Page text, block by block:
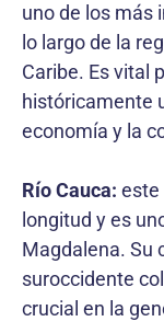
uno de los más
lo largo de la
Caribe. Es vital
históricamente
economía y la
Río Cauca: este
longitud y es
Magdalena. Su
suroccidente
crucial en la